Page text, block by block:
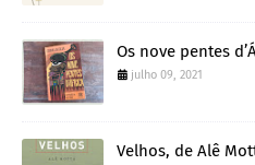
Os nove pentes
julho 09, 2021
Velhos, de Alê